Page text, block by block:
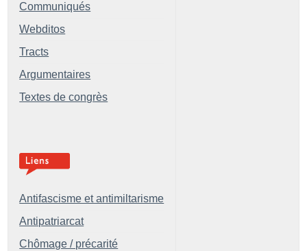
Communiqués
Webditos
Tracts
Argumentaires
Textes de congrès
Antifascisme et antimiltarisme
Antipatriarcat
Chômage / précarité